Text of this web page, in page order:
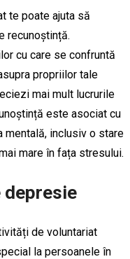
te poate ajuta să
recunoștință.
cu care se confruntă
propriilor tale
mai mult lucrurile
este asociat cu
inclusiv o stare
mare în fața stresului.
depresie
de voluntariat
la persoanele în